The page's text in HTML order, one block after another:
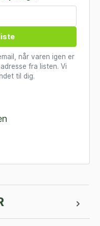
når varen igen er
fra listen. Vi
til dig.